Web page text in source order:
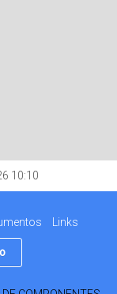
10:10
Links